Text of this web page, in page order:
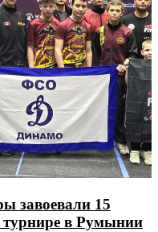
завоевали 15
турнире в Румынии